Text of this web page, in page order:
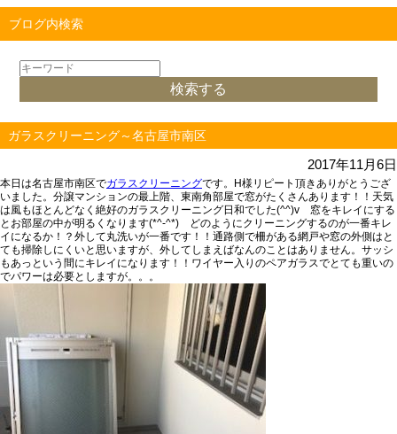
ブログ内検索
ガラスクリーニング～名古屋市南区
2017年11月6日
本日は名古屋市南区でガラスクリーニングです。H様リピート頂きありがとうござ
いました。分譲マンションの最上階、東南角部屋で窓がたくさんあります！！天気
は風もほとんどなく絶好のガラスクリーニング日和でした(^^)v 窓をキレイにする
とお部屋の中が明るくなります(*^-^*) どのようにクリーニングするのが一番キレ
イになるか！？外して丸洗いが一番です！！通路側で柵がある網戸や窓の外側はと
ても掃除しにくいと思いますが、外してしまえばなんのことはありません。サッシ
もあっという間にキレイになります！！ワイヤー入りのペアガラスでとても重いの
でパワーは必要としますが。。。